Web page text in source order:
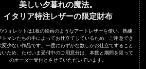
美しい夕暮れの魔法。
イタリア特注レザーの限定財布
ウォレットは1枚の絵画のようなアートレザーを使い、熟練
トマンたちの手によってお仕立てしているため、ご用意でき
変少ない作品です。一度にわずかな数しかお仕立てすること
いため、ただいま受付中のご用意分は、本数と期間を限って
のオーダー受付とさせていただいています。